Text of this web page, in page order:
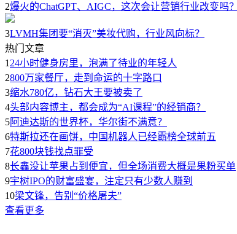
2爆火的ChatGPT、AIGC，这次会让营销行业改变吗？
3LVMH集团要“消灭”美妆代购，行业风向标？
热门文章
1 24小时健身房里，泡满了待业的年轻人
2800万家餐厅，走到命运的十字路口
3缩水780亿，钻石大王要被卖了
4头部内容博主，都会成为“AI课程”的经销商？
5阿迪达斯的世界杯，华尔街不满意？
6特斯拉还在画饼，中国机器人已经霸榜全球前五
7花800块钱找点罪受
8长鑫没让苹果占到便宜，但全场消费大概是果粉买单
9宇树IPO的财富盛宴，注定只有少数人赚到
10梁文锋，告别“价格屠夫”
查看更多